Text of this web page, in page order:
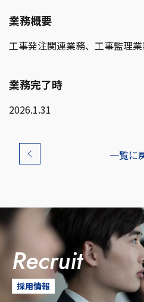
業務概要
工事発注関連業務、工事監理
業務完了時
2026.1.31
一覧に
recruit
採用情報